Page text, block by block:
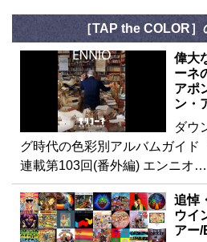
［TAP the COLOR
偉大
ーネ
アポ
ン・
ダウ
グ時代の色彩別アルバムガイド
連載第103回(番外編) エンニオ…
追悼
ウイ
アー/